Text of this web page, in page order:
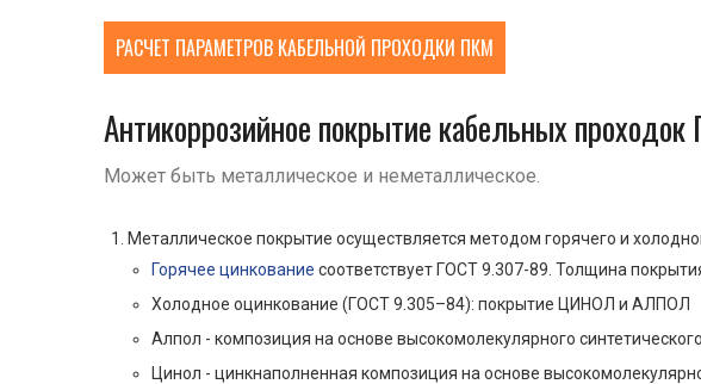
РАСЧЕТ ПАРАМЕТРОВ КАБЕЛЬНОЙ ПРОХОДКИ ПКМ
Антикоррозийное покрытие кабельных
Может быть металлическое и неметаллическое.
Металлическое покрытие осуществляется методом горячего и
Горячее цинкование соответствует ГОСТ 9.307-89. Толщина
Холодное оцинкование (ГОСТ 9.305–84): покрытие ЦИНОЛ и АЛПОЛ
Алпол - композиция на основе высокомолекулярного
Цинол - цинкнаполненная композиция на основе